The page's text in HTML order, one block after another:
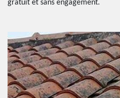
gratuit et sans engagement.